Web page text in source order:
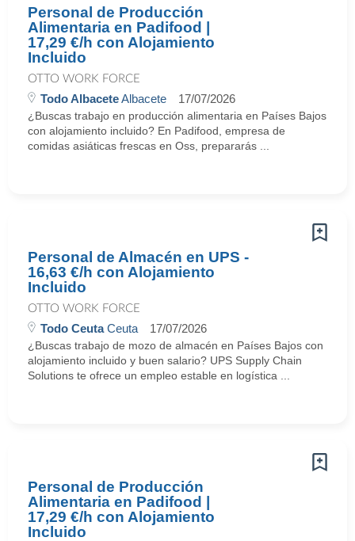
Personal de Producción
Alimentaria en Padifood |
17,29 €/h con Alojamiento
Incluido
OTTO WORK FORCE
Todo AlbaceteAlbacete 17/07/2026
¿Buscas trabajo en producción alimentaria en Países Bajos
con alojamiento incluido? En Padifood, empresa de
comidas asiáticas frescas en Oss, prepararás ...
Personal de Almacén en UPS -
16,63 €/h con Alojamiento
Incluido
OTTO WORK FORCE
Todo CeutaCeuta 17/07/2026
¿Buscas trabajo de mozo de almacén en Países Bajos con
alojamiento incluido y buen salario? UPS Supply Chain
Solutions te ofrece un empleo estable en logística ...
Personal de Producción
Alimentaria en Padifood |
17,29 €/h con Alojamiento
Incluido